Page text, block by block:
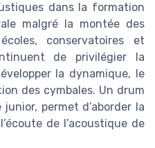
dans la formation
malgré la montée des
conservatoires et
de privilégier la
la dynamique, le
des cymbales. Un drum
permet d’aborder la
de l’acoustique de